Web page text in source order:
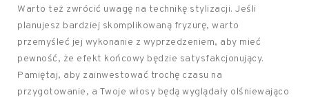
Warto też zwrócić uwagę na technikę stylizacji. Jeśli
planujesz bardziej skomplikowaną fryzurę, warto
przemyśleć jej wykonanie z wyprzedzeniem, aby mieć
pewność, że efekt końcowy będzie satysfakcjonujący.
Pamiętaj, aby zainwestować trochę czasu na
przygotowanie, a Twoje włosy będą wyglądały olśniewająco